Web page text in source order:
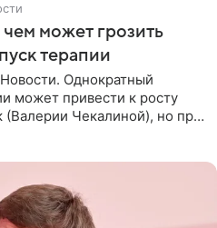
может грозить
терапии
Однократный
может привести к росту
(Валерии Чекалиной), но при